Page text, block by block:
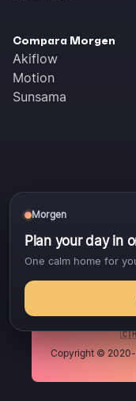
Compara Morgen
Akiflow
Motion
Sunsama
🇨🇭
Copyright © 2020-
Morgen
Plan your day in
One calm home for